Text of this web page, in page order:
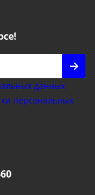
данных
персональных